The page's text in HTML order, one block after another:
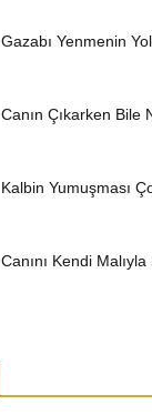
Gazabı Yenmenin
Canın Çıkarken Bile
Kalbin Yumuşması
Canını Kendi